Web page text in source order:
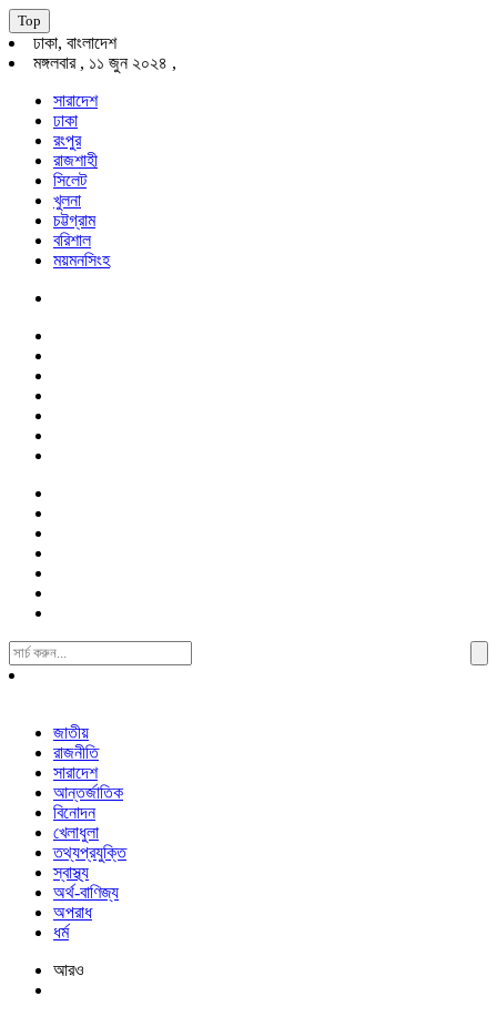
Top
ঢাকা, বাংলাদেশ
মঙ্গলবার , ১১ জুন ২০২৪ ,
সারাদেশ
ঢাকা
রংপুর
রাজশাহী
সিলেট
খুলনা
চট্টগ্রাম
বরিশাল
ময়মনসিংহ
Search
For:
জাতীয়
রাজনীতি
সারাদেশ
আন্তর্জাতিক
বিনোদন
খেলাধুলা
তথ্যপ্রযুক্তি
স্বাস্থ্য
অর্থ-বাণিজ্য
অপরাধ
ধর্ম
আরও